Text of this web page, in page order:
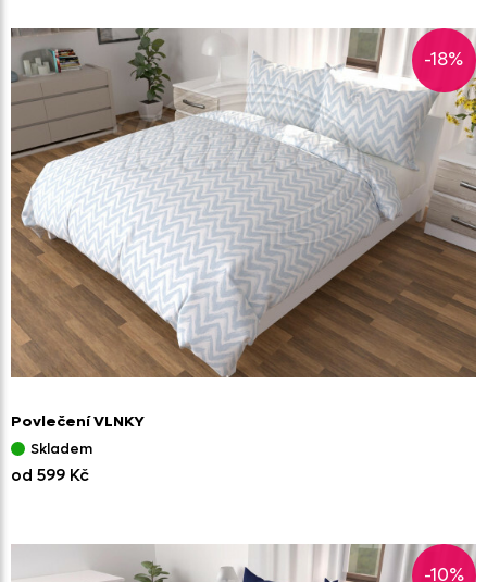
-18%
Povlečení VLNKY
Skladem
od 599 Kč
-10%